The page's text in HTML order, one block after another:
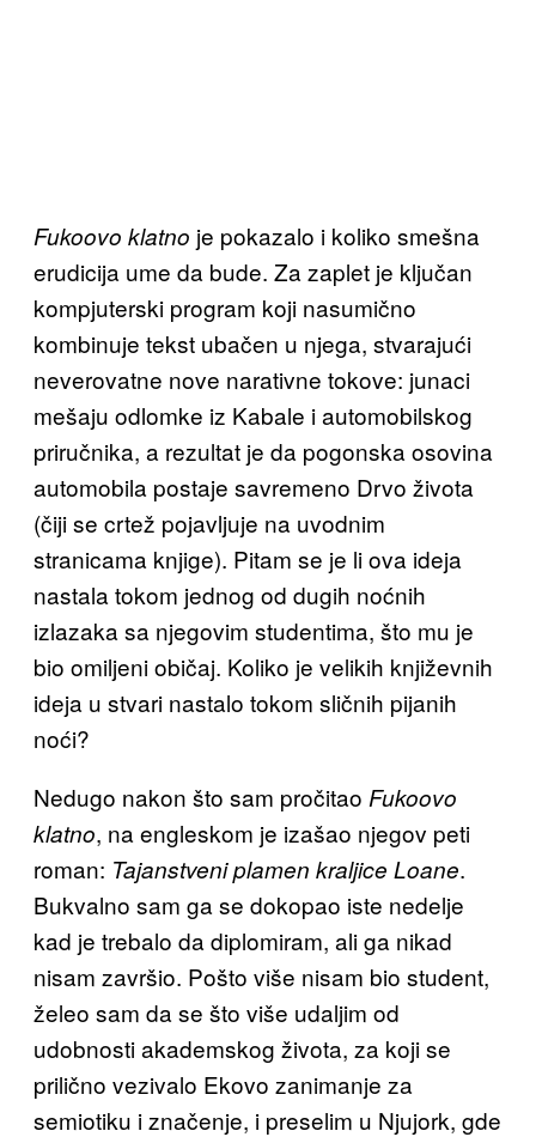
Fukoovo klatno je pokazalo i koliko smešna
erudicija ume da bude. Za zaplet je ključan
kompjuterski program koji nasumično
kombinuje tekst ubačen u njega, stvarajući
neverovatne nove narativne tokove: junaci
mešaju odlomke iz Kabale i automobilskog
priručnika, a rezultat je da pogonska osovina
automobila postaje savremeno Drvo života
(čiji se crtež pojavljuje na uvodnim
stranicama knjige). Pitam se je li ova ideja
nastala tokom jednog od dugih noćnih
izlazaka sa njegovim studentima, što mu je
bio omiljeni običaj. Koliko je velikih književnih
ideja u stvari nastalo tokom sličnih pijanih
noći?
Nedugo nakon što sam pročitao Fukoovo
klatno, na engleskom je izašao njegov peti
roman: Tajanstveni plamen kraljice Loane.
Bukvalno sam ga se dokopao iste nedelje
kad je trebalo da diplomiram, ali ga nikad
nisam završio. Pošto više nisam bio student,
želeo sam da se što više udaljim od
udobnosti akademskog života, za koji se
prilično vezivalo Ekovo zanimanje za
semiotiku i značenje, i preselim u Njujork, gde